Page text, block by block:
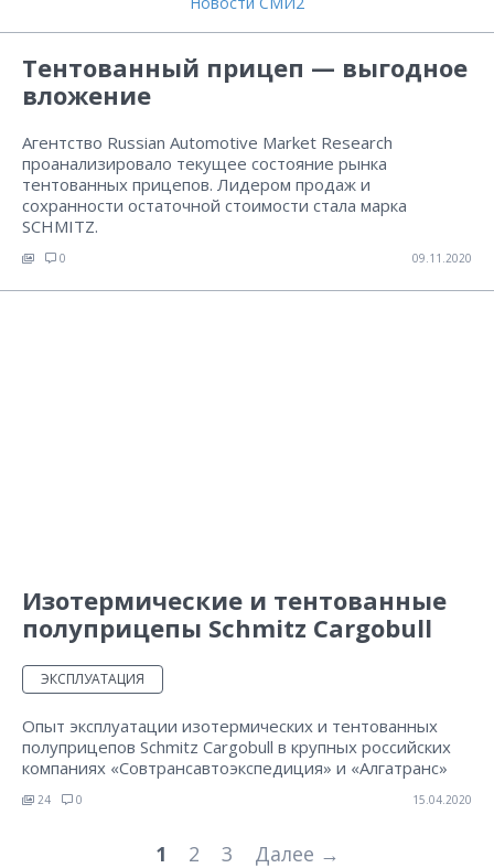
Тентованный прицеп — выгодное
вложение
Агентство Russian Automotive Market Research
проанализировало текущее состояние рынка
тентованных прицепов. Лидером продаж и
сохранности остаточной стоимости стала марка
SCHMITZ.
0 09.11.2020
Изотермические и тентованные
полуприцепы Schmitz Cargobull
ЭКСПЛУАТАЦИЯ
Опыт эксплуатации изотермических и тентованных
полуприцепов Schmitz Cargobull в крупных российских
компаниях «Совтрансавтоэкспедиция» и «Алгатранс»
24 0 15.04.2020
1 2 3 Далее →